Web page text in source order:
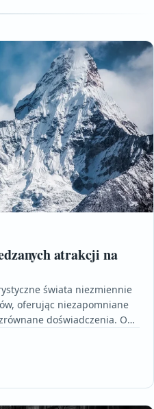
atrakcji na
świata niezmiennie
oferując niezapomniane
doświadczenia. Od